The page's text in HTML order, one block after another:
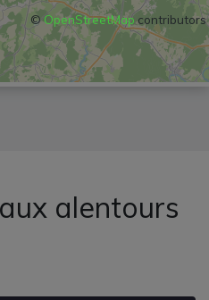
©OpenStreetMapcontributors
alentours